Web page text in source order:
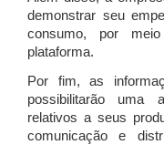
demonstrar seu
consumo, por
plataforma.
Por fim, as
possibilitarão uma
relativos a seus
comunicação e